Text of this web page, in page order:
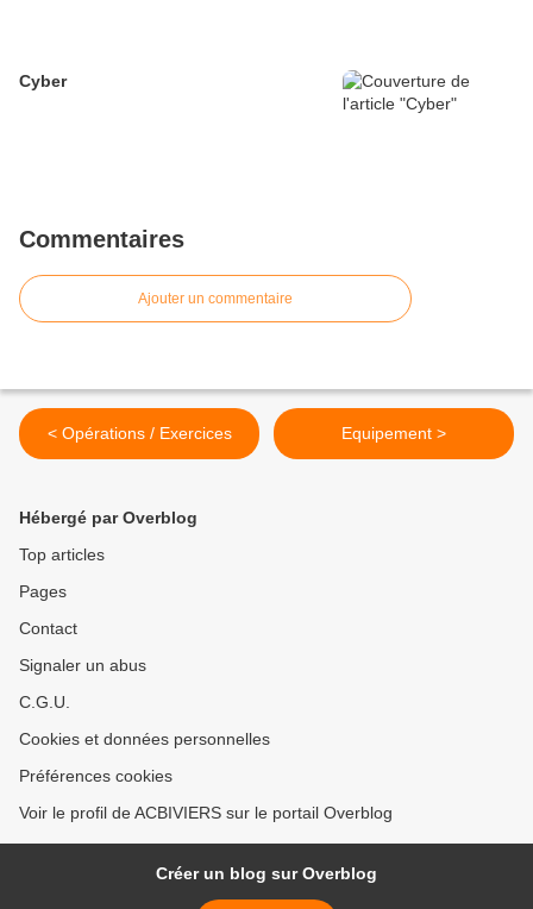
Cyber
Commentaires
Ajouter un commentaire
< Opérations / Exercices Equipement >
Hébergé par Overblog
Top articles
Pages
Contact
Signaler un abus
C.G.U.
Cookies et données personnelles
Préférences cookies
Voir le profil de ACBIVIERS sur le portail Overblog
Créer un blog sur Overblog